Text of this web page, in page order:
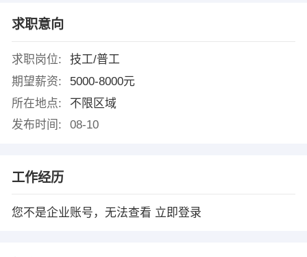
求职意向
求职岗位:
技工/普工
期望薪资:
5000-8000元
所在地点:
不限区域
发布时间:
08-10
工作经历
您不是企业账号，无法查看 立即登录